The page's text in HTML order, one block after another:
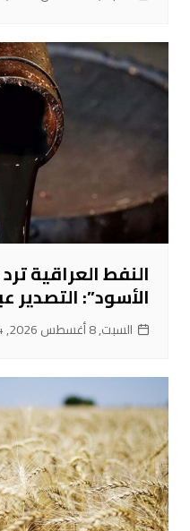
النفط العراقية
الأسود”:
السبت, 8 أغسطس 2026, 9:54